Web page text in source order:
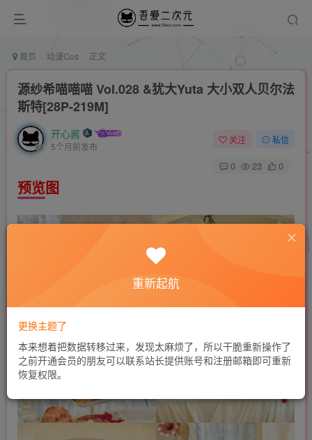
首页 动漫Cos 正文
源纱希喵喵喵 Vol.028 &犹大Yuta 大小双人贝尔法
斯特[28P-219M]
开心酱
5个月前发布
关注 私信
0 23 0
预览图
重新起航
更换主题了
本来想着把数据转移过来，发现太麻烦了，所以干脆重新操作了
之前开通会员的朋友可以联系站长提供账号和注册邮箱即可重新
恢复权限。